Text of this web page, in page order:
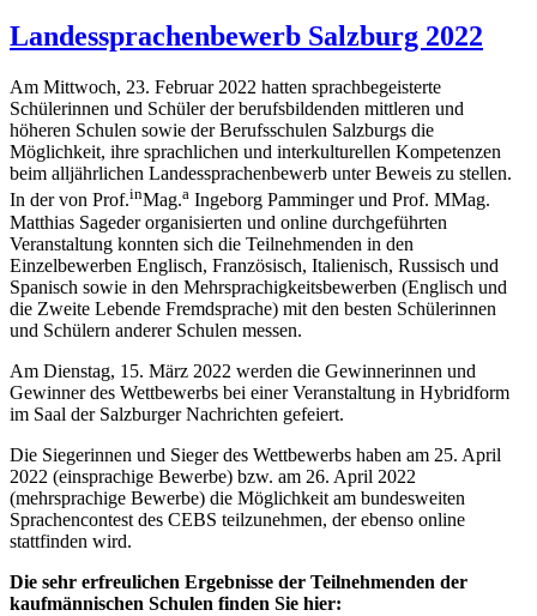
Landessprachenbewerb Salzburg 2022
Am Mittwoch, 23. Februar 2022 hatten sprachbegeisterte
Schülerinnen und Schüler der berufsbildenden mittleren und
höheren Schulen sowie der Berufsschulen Salzburgs die
Möglichkeit, ihre sprachlichen und interkulturellen Kompetenzen
beim alljährlichen Landessprachenbewerb unter Beweis zu stellen.
In der von Prof.inMag.a Ingeborg Pamminger und Prof. MMag.
Matthias Sageder organisierten und online durchgeführten
Veranstaltung konnten sich die Teilnehmenden in den
Einzelbewerben Englisch, Französisch, Italienisch, Russisch und
Spanisch sowie in den Mehrsprachigkeitsbewerben (Englisch und
die Zweite Lebende Fremdsprache) mit den besten Schülerinnen
und Schülern anderer Schulen messen.
Am Dienstag, 15. März 2022 werden die Gewinnerinnen und
Gewinner des Wettbewerbs bei einer Veranstaltung in Hybridform
im Saal der Salzburger Nachrichten gefeiert.
Die Siegerinnen und Sieger des Wettbewerbs haben am 25. April
2022 (einsprachige Bewerbe) bzw. am 26. April 2022
(mehrsprachige Bewerbe) die Möglichkeit am bundesweiten
Sprachencontest des CEBS teilzunehmen, der ebenso online
stattfinden wird.
Die sehr erfreulichen Ergebnisse der Teilnehmenden der
kaufmännischen Schulen finden Sie hier: